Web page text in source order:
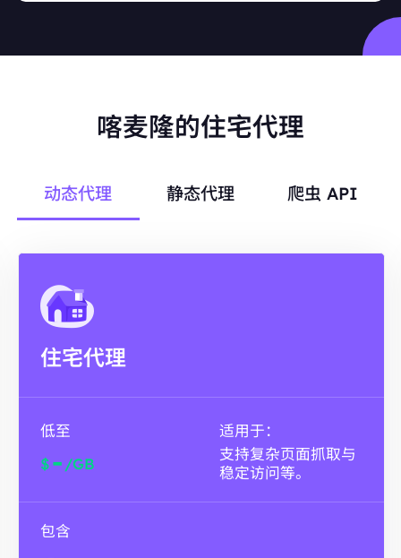
喀麦隆的住宅代理
动态代理 静态代理 爬虫 API
住宅代理
低至
$- /GB
适用于：
支持复杂页面抓取与
稳定访问等。
包含